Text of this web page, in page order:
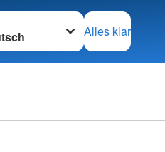
wechseln zu
Alles klar